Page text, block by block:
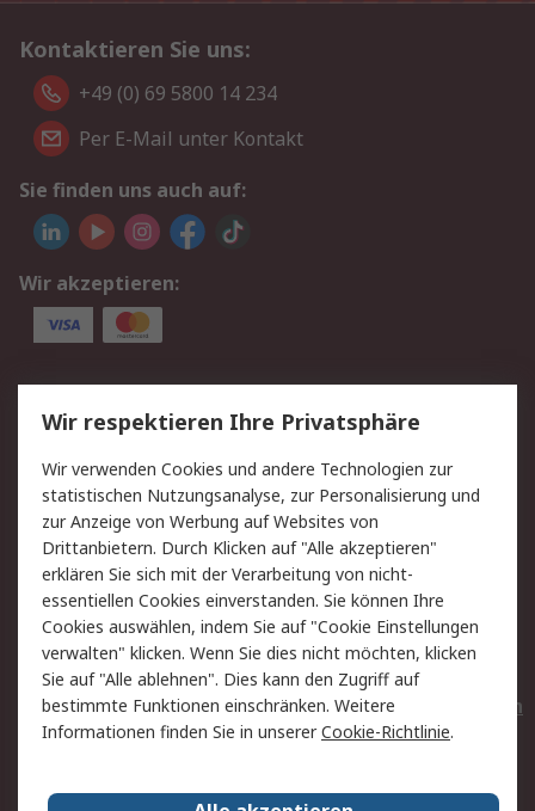
Kontaktieren Sie uns:
+49 (0) 69 5800 14 234
Per E-Mail unter Kontakt
Sie finden uns auch auf:
Wir akzeptieren:
Service
Value Added Services
Lieferlösungen
Rücksendungen
Kontakt
Hilfe
Privatkunden
Rechtliches
AGB
Datenschutz
Cookie-Richtlinie
Zahlungsbedingungen
Copyright/Impressum
Entsorgung
Elektrogeräte/Batterien
Wir respektieren Ihre Privatsphäre
Wir verwenden Cookies und andere Technologien zur
statistischen Nutzungsanalyse, zur Personalisierung und
zur Anzeige von Werbung auf Websites von
Drittanbietern. Durch Klicken auf "Alle akzeptieren"
erklären Sie sich mit der Verarbeitung von nicht-
essentiellen Cookies einverstanden. Sie können Ihre
Cookies auswählen, indem Sie auf "Cookie Einstellungen
verwalten" klicken. Wenn Sie dies nicht möchten, klicken
Sie auf "Alle ablehnen". Dies kann den Zugriff auf
bestimmte Funktionen einschränken. Weitere
Informationen finden Sie in unsererCookie-Richtlinie.